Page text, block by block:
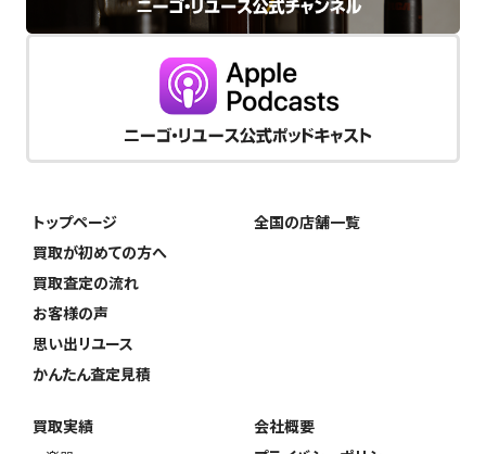
トップページ
買取が初めての方へ
買取査定の流れ
お客様の声
思い出リユース
かんたん査定見積
全国の店舗一覧
買取実績
会社概要